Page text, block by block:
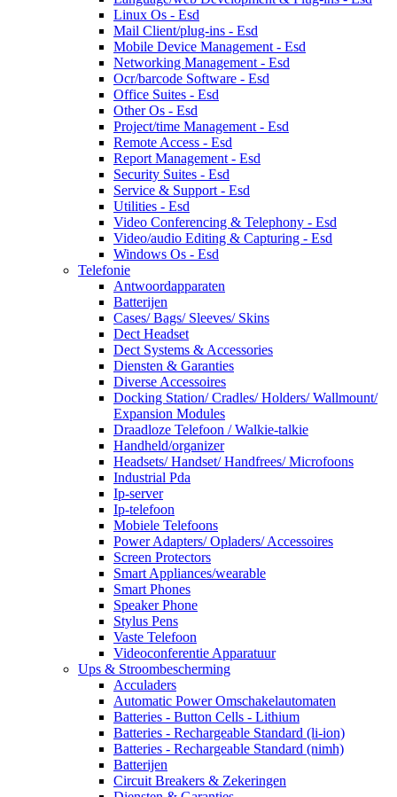
Linux Os - Esd
Mail Client/plug-ins - Esd
Mobile Device Management - Esd
Networking Management - Esd
Ocr/barcode Software - Esd
Office Suites - Esd
Other Os - Esd
Project/time Management - Esd
Remote Access - Esd
Report Management - Esd
Security Suites - Esd
Service & Support - Esd
Utilities - Esd
Video Conferencing & Telephony - Esd
Video/audio Editing & Capturing - Esd
Windows Os - Esd
Telefonie
Antwoordapparaten
Batterijen
Cases/ Bags/ Sleeves/ Skins
Dect Headset
Dect Systems & Accessories
Diensten & Garanties
Diverse Accessoires
Docking Station/ Cradles/ Holders/ Wallmount/
Expansion Modules
Draadloze Telefoon / Walkie-talkie
Handheld/organizer
Headsets/ Handset/ Handfrees/ Microfoons
Industrial Pda
Ip-server
Ip-telefoon
Mobiele Telefoons
Power Adapters/ Opladers/ Accessoires
Screen Protectors
Smart Appliances/wearable
Smart Phones
Speaker Phone
Stylus Pens
Vaste Telefoon
Videoconferentie Apparatuur
Ups & Stroombescherming
Acculaders
Automatic Power Omschakelautomaten
Batteries - Button Cells - Lithium
Batteries - Rechargeable Standard (li-ion)
Batteries - Rechargeable Standard (nimh)
Batterijen
Circuit Breakers & Zekeringen